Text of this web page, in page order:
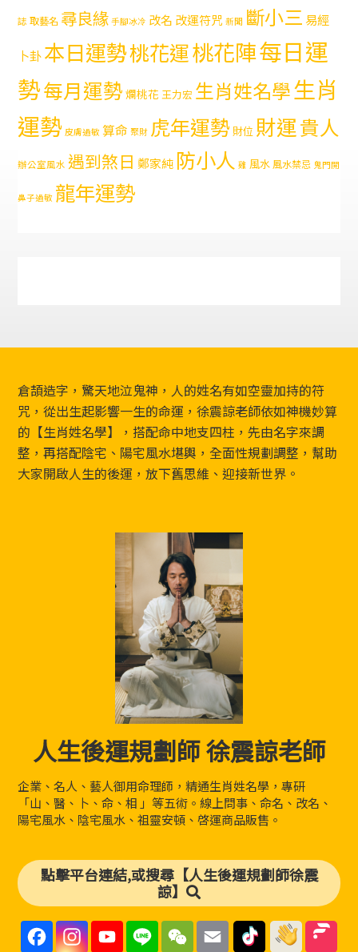
誌 取藝名 尋良緣 手腳冰冷 改名 改運符咒 新聞 斷小三易經
卜卦本日運勢桃花運桃花陣每日運
勢每月運勢 爛桃花 王力宏 生肖姓名學生肖
運勢 皮膚過敏 算命 聚財 虎年運勢 財位 財運貴人
辦公室風水 遇到煞日 鄭家純 防小人 雞 風水風水禁忌 鬼門開
鼻子過敏 龍年運勢
Footer
倉頡造字，驚天地泣鬼神，人的姓名有如空靈加持的符
咒，從出生起影響一生的命運，徐震諒老師依如神機妙算
的【生肖姓名學】，搭配命中地支四柱，先由名字來調
整，再搭配陰宅、陽宅風水堪輿，全面性規劃調整，幫助
大家開啟人生的後運，放下舊思維、迎接新世界。
人生後運規劃師 徐震諒老師
企業、名人、藝人御用命理師，精通生肖姓名學，專研
「山、醫、卜、命、相 」等五術。線上問事、命名、改名、
陽宅風水、陰宅風水、祖靈安頓、啓運商品販售。
點擊平台連結,或搜尋【人生後運規劃師徐震
諒】
F
a
I Y L W E